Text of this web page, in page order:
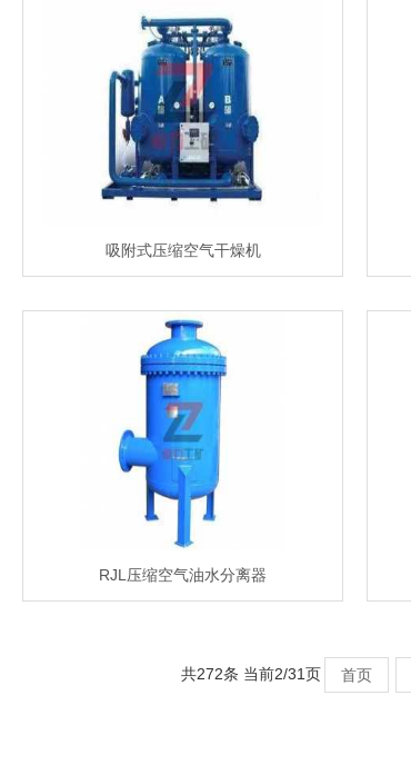
吸附式压缩空气干燥机
RJL压缩空气油水分离器
共272条 当前2/31页 首页